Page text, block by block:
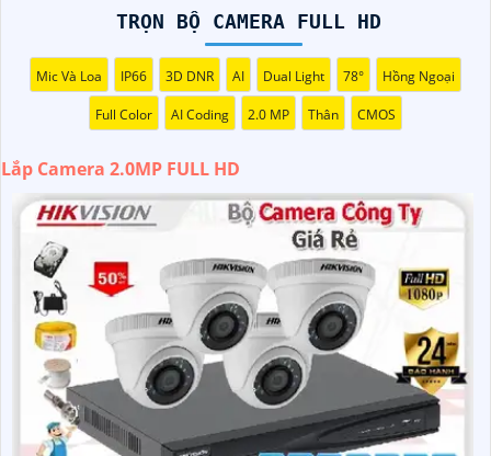
Với những tính năng trên, camera 2.0MP FULL HD sẽ là sự
lựa chọn tốt để nâng cao an toàn an ninh cho gia đình và
công việc của bạn. Bạn có thể tìm mua sản phẩm này tại
các cửa hàng điện tử hoặc trên các trang mạng chuyên về
thiết bị an ninh.
TRỌN BỘ CAMERA FULL HD
Mic Và Loa IP66 3D DNR AI Dual Light 78° Hồng Ngoại
Full Color AI Coding 2.0 MP Thân CMOS
Lắp Camera 2.0MP FULL HD